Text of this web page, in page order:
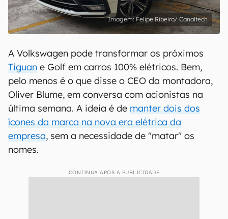
Felipe Ribeiro/ Canaltech
A Volkswagen pode transformar os próximos
Tiguan e Golf em carros 100% elétricos. Bem,
pelo menos é o que disse o CEO da montadora,
Oliver Blume, em conversa com acionistas na
última semana. A ideia é de manter dois dos
ícones da marca na nova era elétrica da
empresa, sem a necessidade de "matar" os
nomes.
CONTINUA APÓS A PUBLICIDADE